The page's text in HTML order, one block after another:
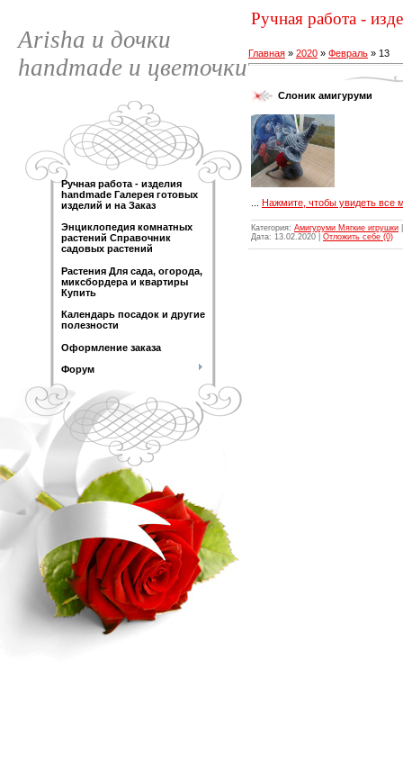
Arisha и дочки
handmade и цветочки
Ручная работа - изделия
handmade Галерея готовых
изделий и на Заказ
Энциклопедия комнатных
растений Справочник
садовых растений
Растения Для сада, огорода,
миксбордера и квартиры
Купить
Календарь посадок и другие
полезности
Оформление заказа
Форум
Ручная работа -
Главная » 2020 » Февраль » 13
Слоник амигуруми
Нажмите, чтобы увидеть все
Категория: Амигуруми Мягкие игрушки
Дата: 13.02.2020 Отложить себе (0)